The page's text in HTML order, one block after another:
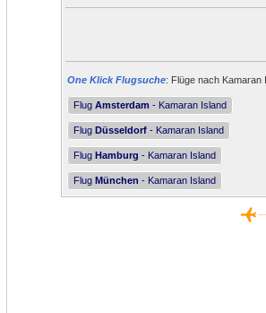
One Klick Flugsuche: Flüge nach Kamaran
Flug Amsterdam - Kamaran Island
Flug Düsseldorf - Kamaran Island
Flug Hamburg - Kamaran Island
Flug München - Kamaran Island